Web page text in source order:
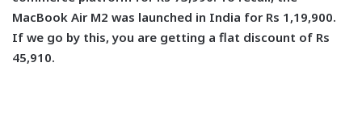
MacBook Air M2 was launched in India for Rs 1,19,900.
If we go by this, you are getting a flat discount of Rs
45,910.